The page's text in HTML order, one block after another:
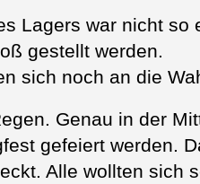
Lagers war nicht so
gestellt werden.
sich noch an die
Genau in der
gefeiert werden.
Alle wollten sich